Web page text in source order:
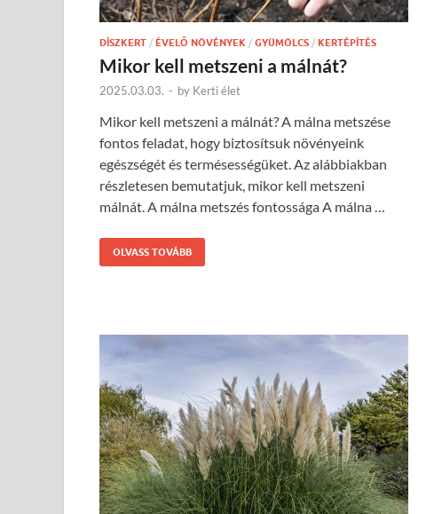
DÍSZKERT / ÉVELŐ NÖVÉNYEK / GYÜMÖLCS / KERTÉPÍTÉS
Mikor kell metszeni a málnát?
2025.03.03. - by Kerti élet
Mikor kell metszeni a málnát? A málna metszése
fontos feladat, hogy biztosítsuk növényeink
egészségét és termésességüket. Az alábbiakban
részletesen bemutatjuk, mikor kell metszeni
málnát. A málna metszés fontossága A málna …
OLVASS TOVÁBB